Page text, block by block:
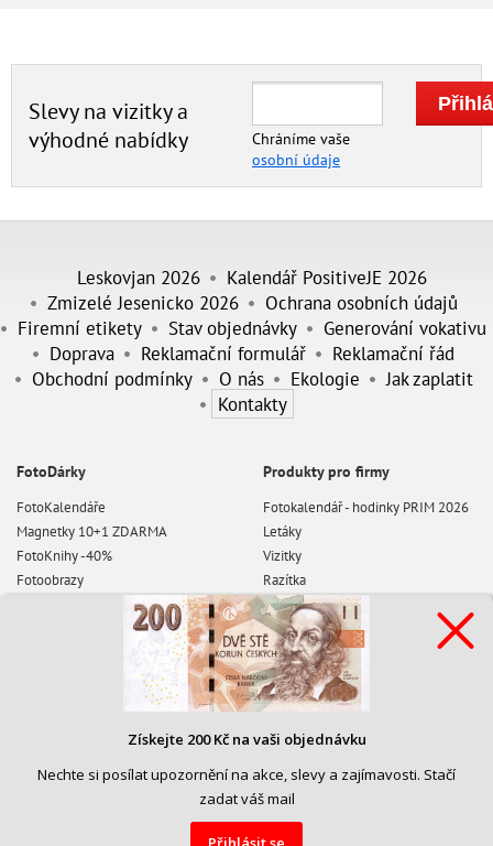
Slevy na vizitky a
výhodné nabídky
Chráníme vaše
osobní údaje
Leskovjan 2026
Kalendář PositiveJE 2026
Zmizelé Jesenicko 2026
Ochrana osobních údajů
Firemní etikety
Stav objednávky
Generování vokativu
Doprava
Reklamační formulář
Reklamační řád
Obchodní podmínky
O nás Ekologie
Jak zaplatit
Kontakty
FotoDárky
FotoKalendáře
Magnetky 10+1 ZDARMA
FotoKnihy -40%
Fotoobrazy
Fotoplakáty 3+1 ZDARMA
Pexeso 3+1 ZDARMA
FotoTriko 3+1 ZDARMA
Produkty pro firmy
Fotokalendář - hodinky PRIM 2026
Letáky
Vizitky
Razítka
Poznámkové bloky
Pohledy
Etikety
Papírové samolepky
PVC Plachty, bannery
Hlavičkové papíry
Výroční zprávy
Získejte 200 Kč na vaši objednávku
Nechte si posílat upozornění na akce, slevy a zajímavosti. Stačí
zadat váš mail